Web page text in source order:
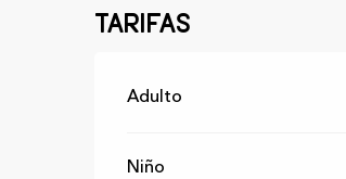
Tarifas
Tarifas 2026
Adulto
Niño